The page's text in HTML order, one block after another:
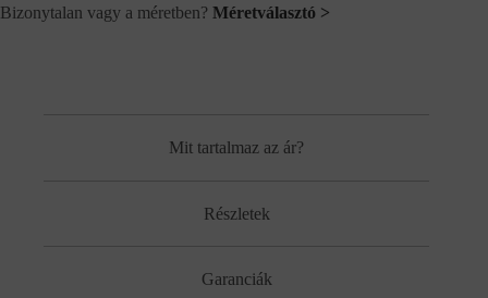
Bizonytalan vagy a méretben? Méretválasztó >
Mit tartalmaz az ár?
Részletek
Garanciák